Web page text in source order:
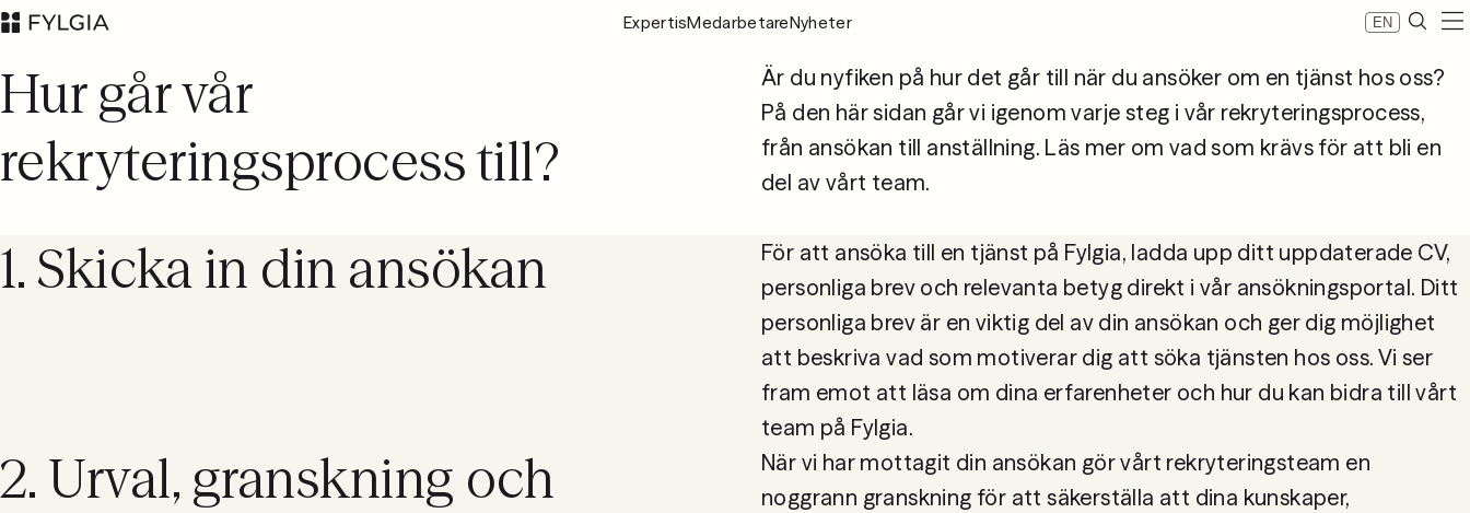
ExpertisMedarbetareNyheter EN
Expertis
Medarbetare
Nyheter
Advokatfirman Fylgia
KB
Stockholm
inbox@fylgia.se
LinkedIn
Om Fylgia
Karriär
Hållbarhet
Kontakta oss
Hur går vår
rekryteringsprocess till?
Är du nyfiken på hur det går till när du ansöker om en tjänst hos oss?
På den här sidan går vi igenom varje steg i vår rekryteringsprocess,
från ansökan till anställning. Läs mer om vad som krävs för att bli en
del av vårt team.
1. Skicka in din ansökan
För att ansöka till en tjänst på Fylgia, ladda upp ditt uppdaterade CV,
personliga brev och relevanta betyg direkt i vår ansökningsportal. Ditt
personliga brev är en viktig del av din ansökan och ger dig möjlighet
att beskriva vad som motiverar dig att söka tjänsten hos oss. Vi ser
fram emot att läsa om dina erfarenheter och hur du kan bidra till vårt
2. Urval, granskning och
När vi har mottagit din ansökan gör vårt rekryteringsteam en
noggrann granskning för att säkerställa att dina kunskaper,